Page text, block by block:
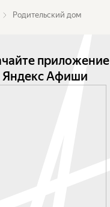
Родительский дом
приложение
Яндекс Афиши